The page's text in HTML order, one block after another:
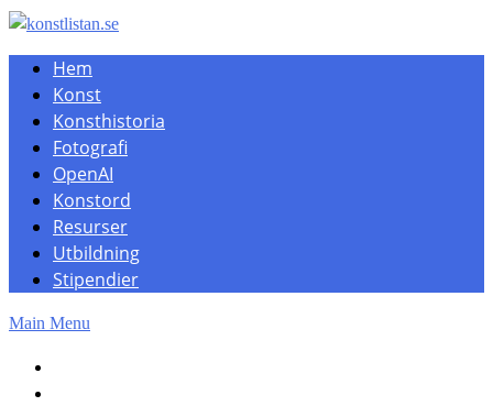
Hem
Konst
Konsthistoria
Fotografi
OpenAI
Konstord
Resurser
Utbildning
Stipendier
Main Menu